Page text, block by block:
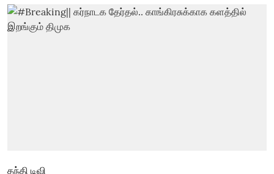
தந்தி டிவி